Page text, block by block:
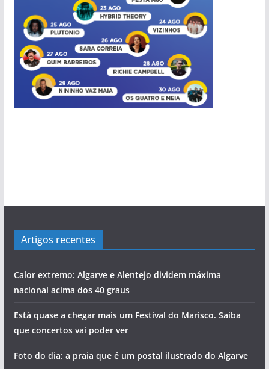
Artigos recentes
Calor extremo: Algarve e Alentejo dividem máxima
nacional acima dos 40 graus
Está quase a chegar mais um Festival do Marisco. Saiba
que concertos vai poder ver
Foto do dia: a praia que é um postal ilustrado do Algarve